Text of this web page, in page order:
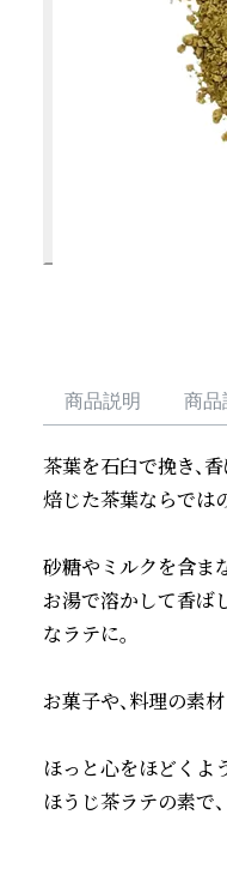
商品説明 商品
茶葉を石臼で挽き、
焙じた茶葉ならでは
砂糖やミルクを含ま
お湯で溶かして香ば
なラテに。
お菓子や、料理の素
ほっと心をほどくよ
ほうじ茶ラテの素で